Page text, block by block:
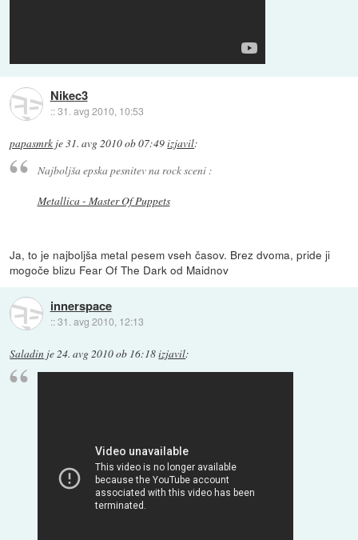
Nikec3
::31. avg 2010, 10:53
papasmrk je31. avg 2010 ob 07:49izjavil:
Najboljša epska pesnitev na rock sceni :
Metallica - Master Of Puppets
Ja, to je najboljša metal pesem vseh časov. Brez dvoma, pride ji
mogoče blizu Fear Of The Dark od Maidnov
innerspace
::31. avg 2010, 12:13
Saladin je24. avg 2010 ob 16:18izjavil: